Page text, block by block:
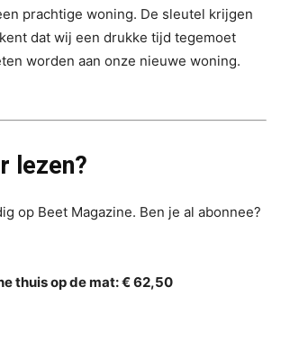
prachtige woning. De sleutel krijgen
dat wij een drukke tijd tegemoet
worden aan onze nieuwe woning.
lezen?
op Beet Magazine. Ben je al abonnee?
thuis op de mat: € 62,50